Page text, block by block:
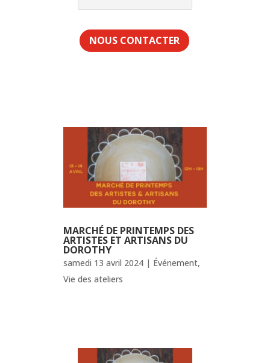
NOUS CONTACTER
MARCHÉ DE PRINTEMPS DES
ARTISTES ET ARTISANS DU
DOROTHY
samedi 13 avril 2024| Événement,
Vie des ateliers